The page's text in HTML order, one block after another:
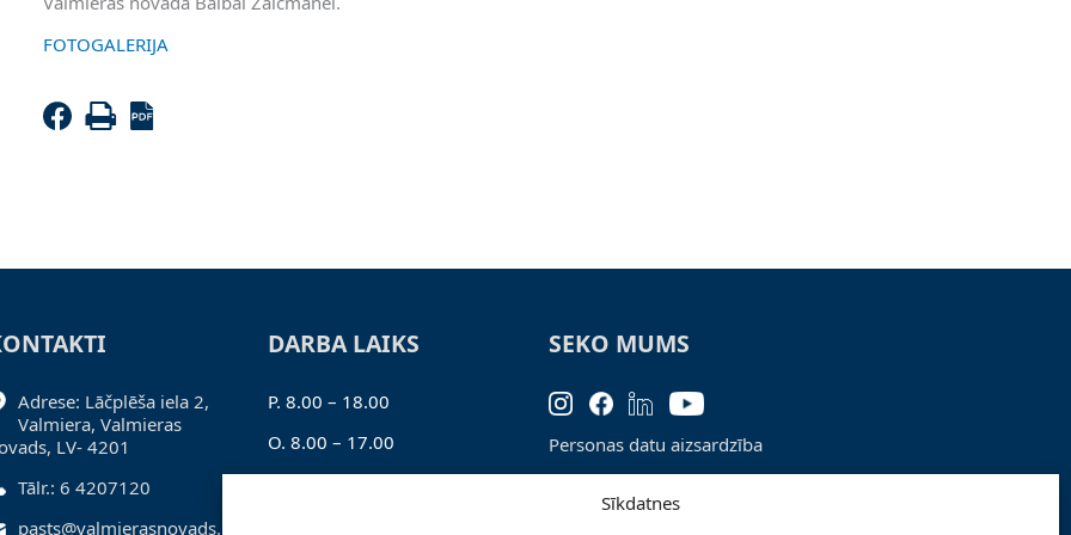
Sīkdatnes
FOTOGALERIJA
Adrese: Lāčplēša iela 2,
Valmiera, Valmieras
LV- 4201
Tālr.: 6 4207120
pasts@valmierasnovads.lv
DARBA LAIKS
P. 8.00 – 18.00
O. 8.00 – 17.00
SEKO MUMS
Personas datu aizsardzība